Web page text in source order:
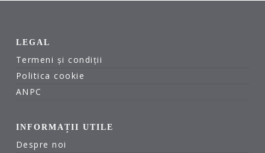
LEGAL
Termeni și condiții
Politica cookie
ANPC
INFORMAȚII UTILE
Despre noi